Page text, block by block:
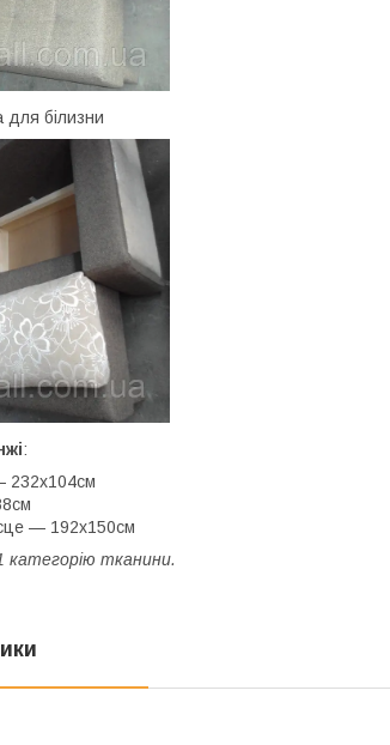
для білизни
:
232х104см
— 192х150см
категорію тканини.